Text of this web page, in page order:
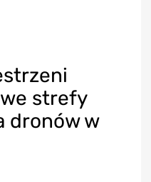
strefy
dronów w